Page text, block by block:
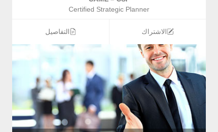
Certified Strategic Planner
الاشتراك التفاصيل